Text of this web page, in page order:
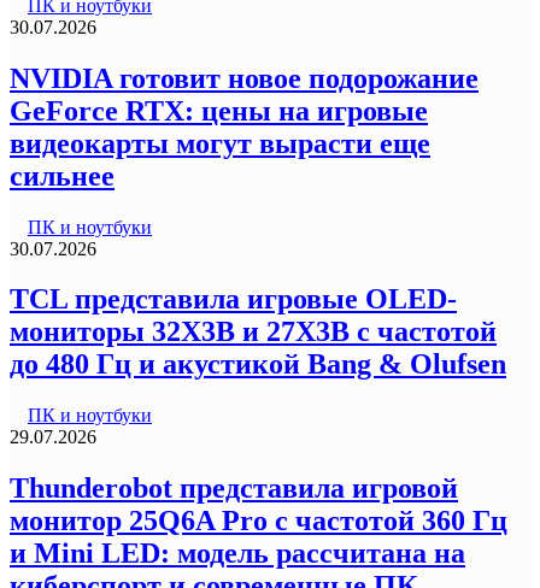
ПК и ноутбуки
30.07.2026
NVIDIA готовит новое подорожание
GeForce RTX: цены на игровые
видеокарты могут вырасти еще
сильнее
ПК и ноутбуки
30.07.2026
TCL представила игровые OLED-
мониторы 32X3B и 27X3B с частотой
до 480 Гц и акустикой Bang & Olufsen
ПК и ноутбуки
29.07.2026
Thunderobot представила игровой
монитор 25Q6A Pro с частотой 360 Гц
и Mini LED: модель рассчитана на